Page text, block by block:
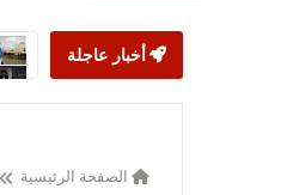
أخبار عاجلة
الصفحة الرئيسية